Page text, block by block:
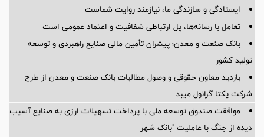
ایستادگی و سازندگی ما، نیازمند روایت شماست
تعامل با رسانه‌ها، پل ارتباطی شفافیت و اعتماد عمومی است
بانک صنعت و معدن؛ پیشران تأمین مالی صنایع راهبردی و توسعه
تولید کشور
بازدید معاون حقوقی و وصول مطالبات بانک صنعت و معدن از طرح
شرکت یکتا گرانول میبد
موافقت صندوق توسعه ملی با پرداخت تسهیلات ارزی به صنایع آسیب
دیده از جنگ با عاملیت "بانک شهر